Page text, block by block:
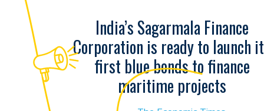
India’s Sagarmala Finance
Corporation is ready to launch
first blue bonds to finance
maritime projects